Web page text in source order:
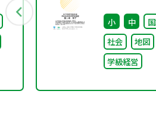
小 中
社会
地図
学級経営